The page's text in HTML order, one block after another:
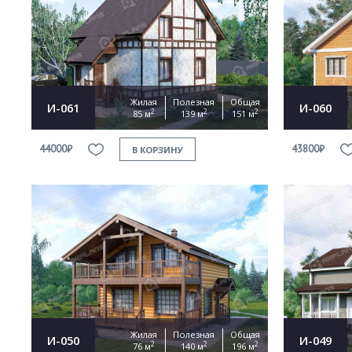
И-061
Жилая
85 м2
Полезная
139 м2
Общая
151 м2
44000₽ В КОРЗИНУ
И-060
43800₽
И-050
Жилая
76 м2
Полезная
140 м2
Общая
196 м2 И-049